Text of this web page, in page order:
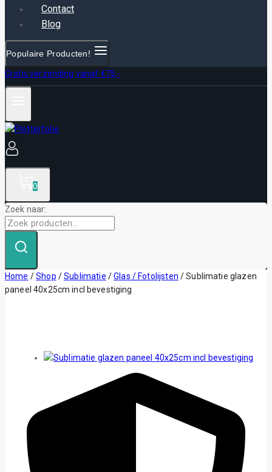
Contact
Blog
Populaire Producten!
Gratis verzending vanaf €75,-
0
Zoek naar:
Home /Shop /Sublimatie /Glas / Fotolijsten / Sublimatie glazen
paneel 40x25cm incl bevestiging